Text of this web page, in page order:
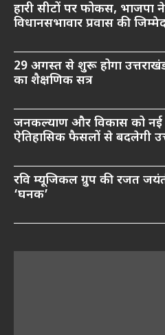
हारी सीटों पर फोकस, भाजपा
विधानसभावार प्रवास की
29 अगस्त से शुरू होगा
का शैक्षणिक सत्र
जनकल्याण और विकास को नई
ऐतिहासिक फैसलों से बदलेगी
रवि म्यूजिकल ग्रुप की रजत
‘घनक’